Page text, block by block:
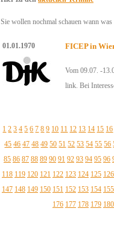
Sie wollen nochmal schauen wann
01.01.1970 FICEP in
Vom 09.07. -
link. Bei
1 2 3 4 5 6 7 8 9 10 11 12 13 14 15 16
45 46 47 48 49 50 51 52 53 54 55 56
85 86 87 88 89 90 91 92 93 94 95 96
118 119 120 121 122 123 124 125 126
147 148 149 150 151 152 153 154 155
176 177 178 179 180